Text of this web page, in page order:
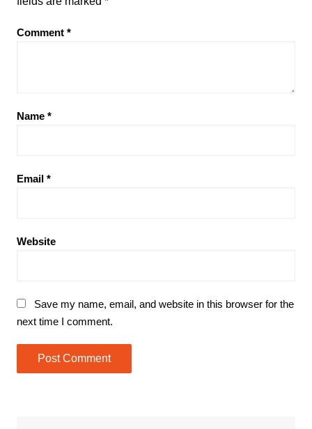
Comment *
Name *
Email *
Website
Save my name, email, and website in this browser for the
next time I comment.